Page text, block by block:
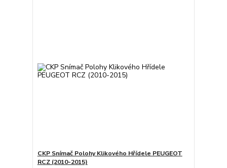
CKP Snímač Polohy Klikového Hřídele PEUGEOT
RCZ (2010-2015)